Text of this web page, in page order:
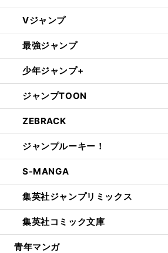
Vジャンプ
最強ジャンプ
少年ジャンプ+
ジャンプTOON
ZEBRACK
ジャンプルーキー！
S-MANGA
集英社ジャンプリミックス
集英社コミック文庫
青年マンガ